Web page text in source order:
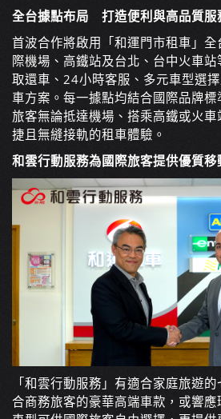
全台據點布局 打造便利與高品質服
首波合作將啟用「和運門市租車」
際機場、高鐵站及台北、台中火車
取還車、24小時客服、多元車型選
車方案。每一據點均結合國際品牌
旅客無論抵達機場、搭乘高鐵或火
捷且無縫接軌的租車體驗。
和雲行動服務為國際旅客提供優質移
「和雲行動服務」有適合家庭旅遊
合商務旅客的豪華高端車款，或響